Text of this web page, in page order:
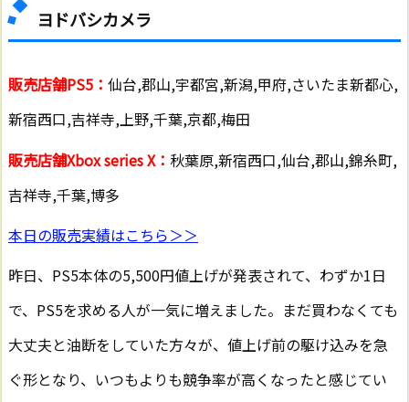
ヨドバシカメラ
販売店舗PS5： 仙台,郡山,宇都宮,新潟,甲府,さいたま新都心,
新宿西口,吉祥寺,上野,千葉,京都,梅田
販売店舗Xbox series X： 秋葉原,新宿西口,仙台,郡山,錦糸町,
吉祥寺,千葉,博多
本日の販売実績はこちら＞＞
昨日、PS5本体の5,500円値上げが発表されて、わずか1日
で、PS5を求める人が一気に増えました。まだ買わなくても
大丈夫と油断をしていた方々が、値上げ前の駆け込みを急
ぐ形となり、いつもよりも競争率が高くなったと感じてい